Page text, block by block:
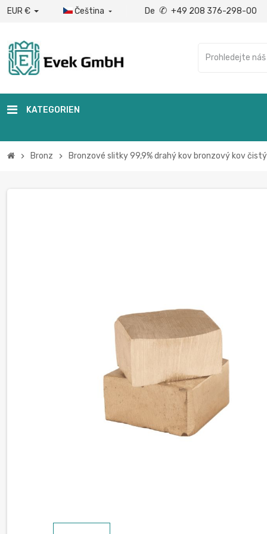
EUR € Čeština  De ✆ +49 208 376-298-00
KATEGORIEN
chevron_right Bronz chevron_right Bronzové slitky 99,9% drahý kov bronzový kov